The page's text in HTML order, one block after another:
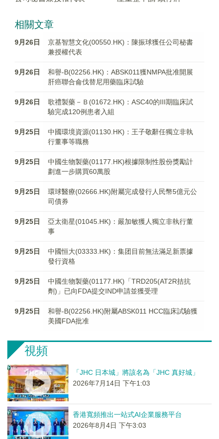
相關文章
9月26日
京基智慧文化(00550.HK)：陳振球獲任公司秘書
兼授權代表
9月26日
和譽-B(02256.HK)：ABSK011獲NMPA批准開展
肝癌聯合侖伐替尼用藥臨床試驗
9月26日
歌禮製藥－Ｂ(01672.HK)：ASC40的III期臨床試
驗完成120例患者入組
9月25日
中國環境資源(01130.HK)：王子敬辭任獨立非執
行董事等職務
9月25日
中國生物製藥(01177.HK)根據限制性股份獎勵計
劃進一步購買60萬股
9月25日
環球醫療(02666.HK)附屬完成發行人民幣5億元公
司債券
9月25日
亞太衛星(01045.HK)：嚴加敏獲人獨立非執行董
事
9月25日
中國恒大(03333.HK)：集团目前無法滿足新票據
發行資格
9月25日
中國生物製藥(01177.HK)「TRD205(AT2R拮抗
劑)」已向FDA提交IND申請並獲受理
9月25日
和譽-B(02256.HK)附屬ABSK011 HCC臨床試驗獲
美國FDA批准
視頻
「JHC 日本城」將該名為「JHC 真好城」
2026年7月14日 下午1:03
香港寬頻推出一站式AI企業服務平台
2026年8月4日 下午3:03